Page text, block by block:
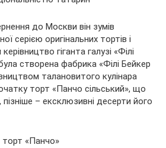
до Москви він зумів
серією оригінальних тортів і
гіганта галузі «Філі
створена фабрика «Філі Бейкер
талановитого кулінара
торт «Панчо сільський», що
пізніше – ексклюзивні десерти його
торт «Панчо»